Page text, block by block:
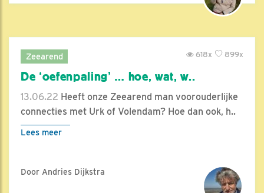
Zeearend 899x
618x
De ‘oefenpaling’ … hoe, wat, w..
13.06.22 Heeft onze Zeearend man voorouderlijke
connecties met Urk of Volendam? Hoe dan ook, h..
Lees meer
Door Andries Dijkstra